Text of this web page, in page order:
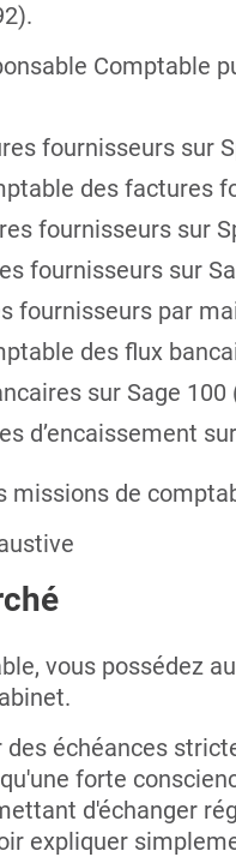
Comptable
fournisseurs sur
des factures
fournisseurs sur
fournisseurs sur
fournisseurs par
des flux
sur Sage 100
d’encaissement
missions de
vous possédez
des échéances
forte
d'échanger
expliquer